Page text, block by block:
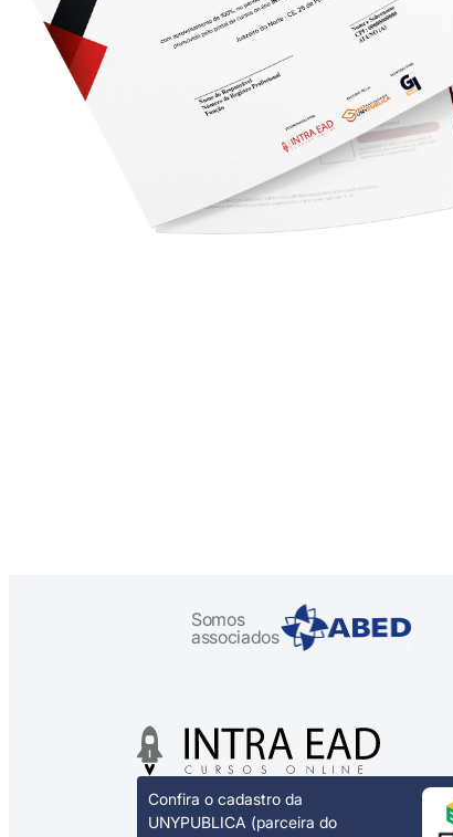
Somos
associados
Confira o cadastro da
UNYPUBLICA (parceira do